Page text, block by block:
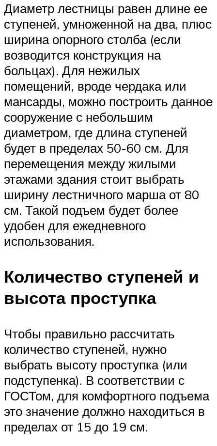
Диаметр лестницы равен длине ее
ступеней, умноженной на два, плюс
ширина опорного столба (если
возводится конструкция на
больцах). Для нежилых
помещений, вроде чердака или
мансарды, можно построить данное
сооружение с небольшим
диаметром, где длина ступеней
будет в пределах 50-60 см. Для
перемещения между жилыми
этажами здания стоит выбрать
ширину лестничного марша от 80
см. Такой подъем будет более
удобен для ежедневного
использования.
Количество ступеней и
высота проступка
Чтобы правильно рассчитать
количество ступеней, нужно
выбрать высоту проступка (или
подступенка). В соответствии с
ГОСТом, для комфортного подъема
это значение должно находиться в
пределах от 15 до 19 см.